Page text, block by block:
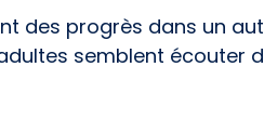
des progrès dans un
semblent écouter